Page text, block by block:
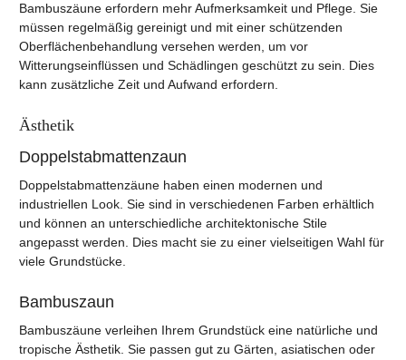
Bambuszäune erfordern mehr Aufmerksamkeit und Pflege. Sie
müssen regelmäßig gereinigt und mit einer schützenden
Oberflächenbehandlung versehen werden, um vor
Witterungseinflüssen und Schädlingen geschützt zu sein. Dies
kann zusätzliche Zeit und Aufwand erfordern.
Ästhetik
Doppelstabmattenzaun
Doppelstabmattenzäune haben einen modernen und
industriellen Look. Sie sind in verschiedenen Farben erhältlich
und können an unterschiedliche architektonische Stile
angepasst werden. Dies macht sie zu einer vielseitigen Wahl für
viele Grundstücke.
Bambuszaun
Bambuszäune verleihen Ihrem Grundstück eine natürliche und
tropische Ästhetik. Sie passen gut zu Gärten, asiatischen oder